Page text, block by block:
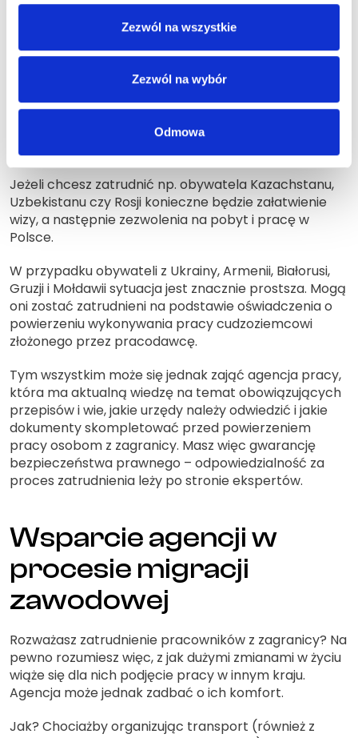
Zezwól na wszystkie
Zezwól na wybór
Odmowa
specjalistów
zagranicznych
Obywatele wielu krajów nie mogą tak po prostu
wjechać na teren Polski. Nie mówiąc już o podjęciu
pracy. To przywilej zarezerwowany dla państw
należących do Unii Europejskiej, mieszkańców Stanów
Zjednoczonych i kilku innych krajów.
Jeżeli chcesz zatrudnić np. obywatela Kazachstanu,
Uzbekistanu czy Rosji konieczne będzie załatwienie
wizy, a następnie zezwolenia na pobyt i pracę w
Polsce.
W przypadku obywateli z Ukrainy, Armenii, Białorusi,
Gruzji i Mołdawii sytuacja jest znacznie prostsza. Mogą
oni zostać zatrudnieni na podstawie oświadczenia o
powierzeniu wykonywania pracy cudzoziemcowi
złożonego przez pracodawcę.
Tym wszystkim może się jednak zająć agencja pracy,
która ma aktualną wiedzę na temat obowiązujących
przepisów i wie, jakie urzędy należy odwiedzić i jakie
dokumenty skompletować przed powierzeniem
pracy osobom z zagranicy. Masz więc gwarancję
bezpieczeństwa prawnego – odpowiedzialność za
proces zatrudnienia leży po stronie ekspertów.
Wsparcie agencji w
procesie migracji
zawodowej
Rozważasz zatrudnienie pracowników z zagranicy? Na
pewno rozumiesz więc, z jak dużymi zmianami w życiu
wiąże się dla nich podjęcie pracy w innym kraju.
Agencja może jednak zadbać o ich komfort.
Jak? Chociażby organizując transport (również z